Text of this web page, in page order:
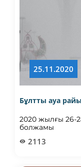
25.11.2020
Бұлтты ауа райы
2020 жылғы 26-
болжамы
2113